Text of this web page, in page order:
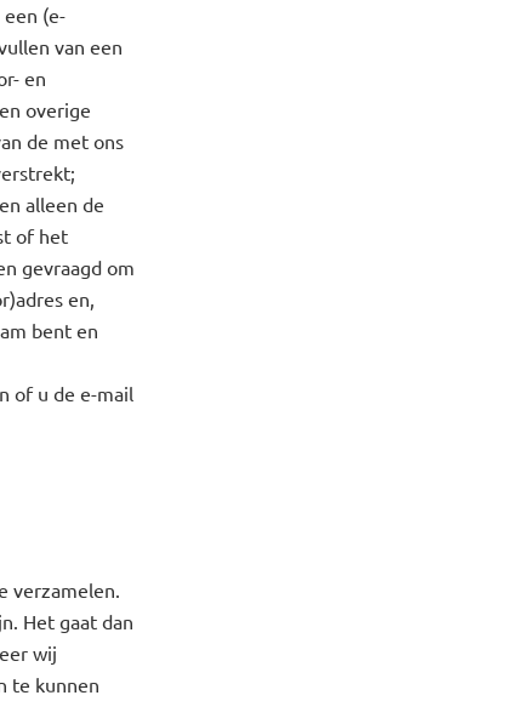
(e-
van een
en
overige
de met ons
alleen de
of het
gevraagd om
en,
bent en
of u de e-mail
verzamelen.
Het gaat dan
wij
te kunnen